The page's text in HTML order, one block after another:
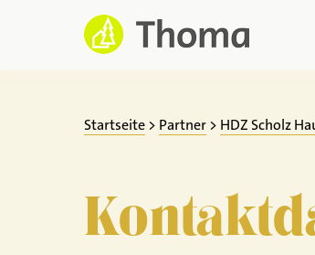
Startseite > Partner > HDZ Scholz